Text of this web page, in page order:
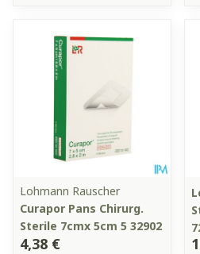
Lohmann Rauscher
Curapor Pans Chirurg.
Sterile 7cmx 5cm 5 32902
4,38 €